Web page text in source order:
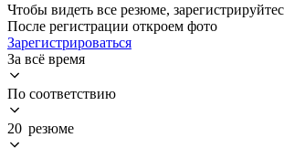
Чтобы видеть все резюме,
После регистрации откроем фото
Зарегистрироваться
За всё время
По соответствию
20 резюме